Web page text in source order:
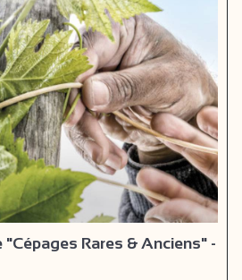
Rares & Anciens" -